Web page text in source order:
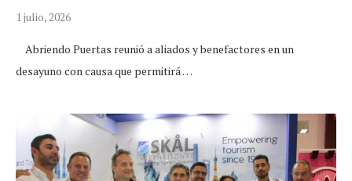
1 julio, 2026
Abriendo Puertas reunió a aliados y benefactores en un
desayuno con causa que permitirá …